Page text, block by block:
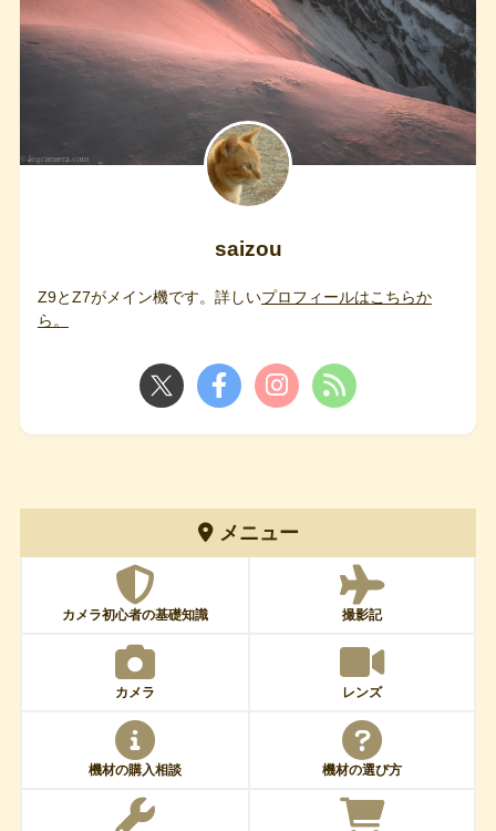
saizou
Z9とZ7がメイン機です。詳しいプロフィールはこちらか
ら。
メニュー
カメラ初心者の基礎知識 撮影記
カメラ レンズ
機材の購入相談 機材の選び方